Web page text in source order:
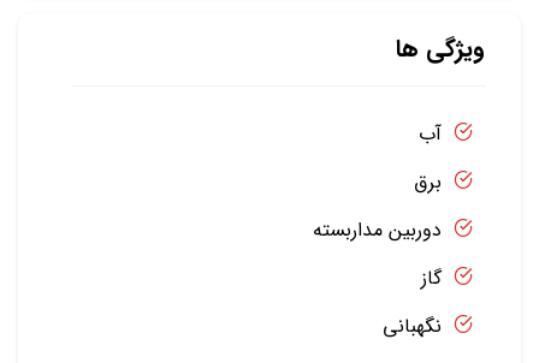
ویژگی ها
آب
برق
دوربین مداربسته
گاز
نگهبانی